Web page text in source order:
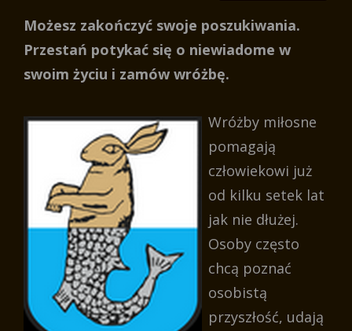
Możesz zakończyć swoje poszukiwania.
Przestań potykać się o niewiadome w
swoim życiu i zamów wróżbę.
Wróżby miłosne
pomagają
człowiekowi już
od kilku setek lat
jak nie dłużej.
Osoby często
chcą poznać
osobistą
przyszłość, udają